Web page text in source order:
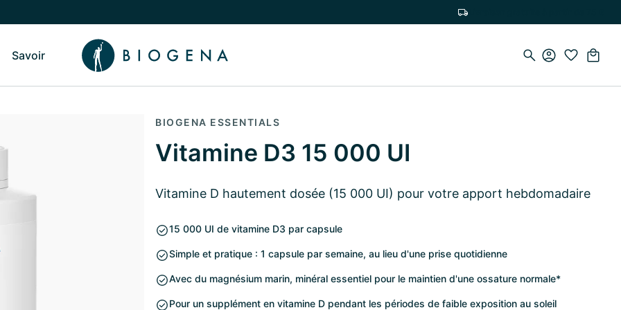
vers le sous-menu Qui sommes-nous
Savoir Basculer vers le sous-menu Savoir
BIOGENA ESSENTIALS
Vitamine D3 15 000 UI
Vitamine D hautement dosée (15 000 UI) pour votre apport hebdomadaire
15 000 UI de vitamine D3 par capsule
Simple et pratique : 1 capsule par semaine, au lieu d'une prise quotidienne
Avec du magnésium marin, minéral essentiel pour le maintien d'une ossature normale*
Pour un supplément en vitamine D pendant les périodes de faible exposition au soleil